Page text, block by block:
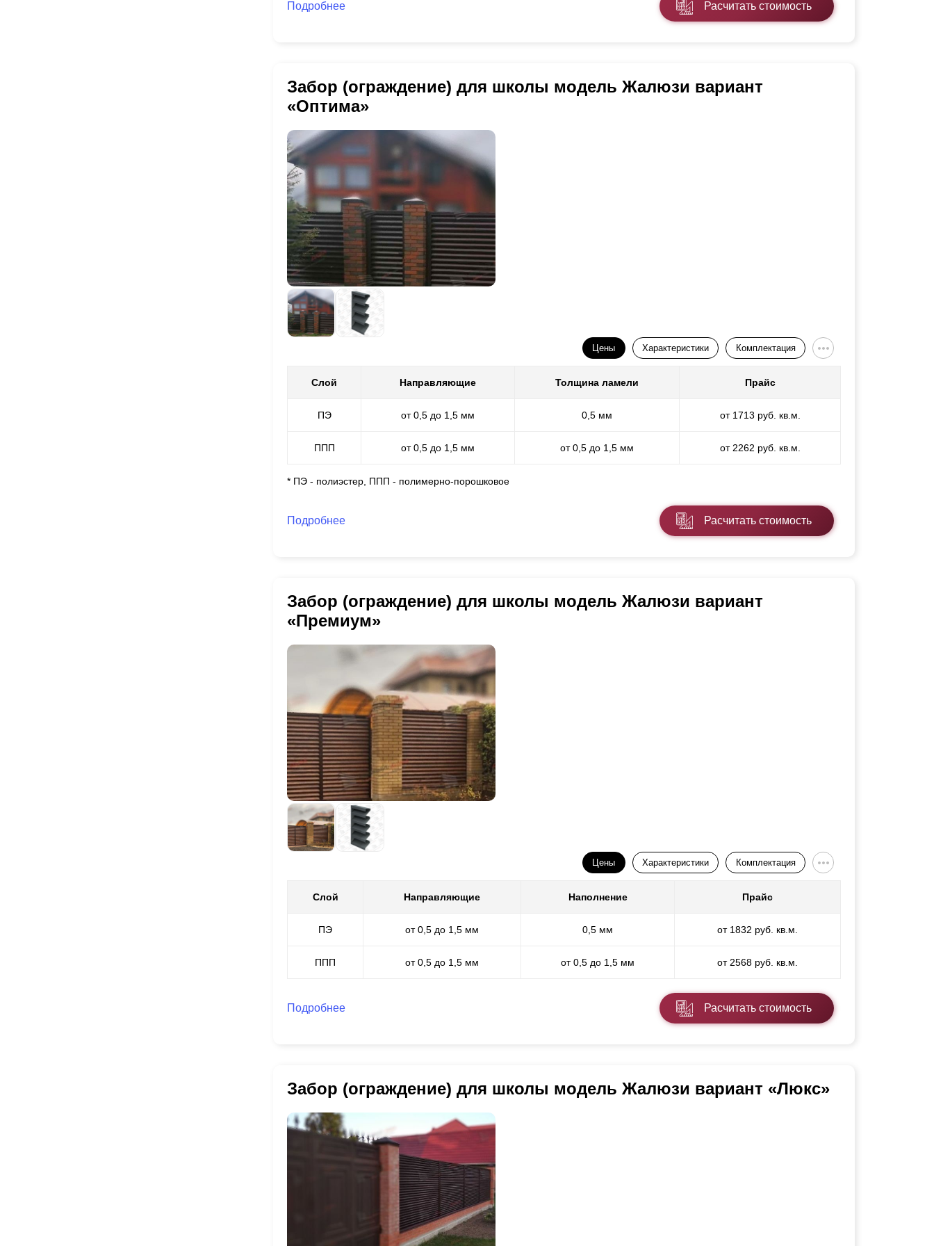
Подробнее Расчитать стоимость
Забор (ограждение) для школы модель Жалюзи вариант
«Оптима»
Цены Характеристики Комплектация
Слой Направляющие Толщина ламели Прайс
ПЭ от 0,5 до 1,5 мм 0,5 мм от 1713 руб. кв.м.
ППП от 0,5 до 1,5 мм от 0,5 до 1,5 мм от 2262 руб. кв.м.
* ПЭ - полиэстер, ППП - полимерно-порошковое
Подробнее Расчитать стоимость
Забор (ограждение) для школы модель Жалюзи вариант
«Премиум»
Цены Характеристики Комплектация
Слой Направляющие Наполнение Прайс
ПЭ от 0,5 до 1,5 мм 0,5 мм от 1832 руб. кв.м.
ППП от 0,5 до 1,5 мм от 0,5 до 1,5 мм от 2568 руб. кв.м.
Подробнее Расчитать стоимость
Забор (ограждение) для школы модель Жалюзи вариант «Люкс»